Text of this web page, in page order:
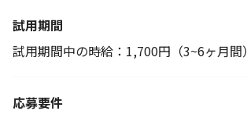
試用期間
試用期間中の時給：1,700円（3~6ヶ月間）
応募要件